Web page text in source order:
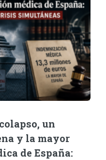
un
y la mayor
de España: